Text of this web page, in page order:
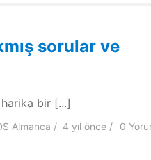
sorular ve
bir [...]
Almanca 4 yıl önce 0